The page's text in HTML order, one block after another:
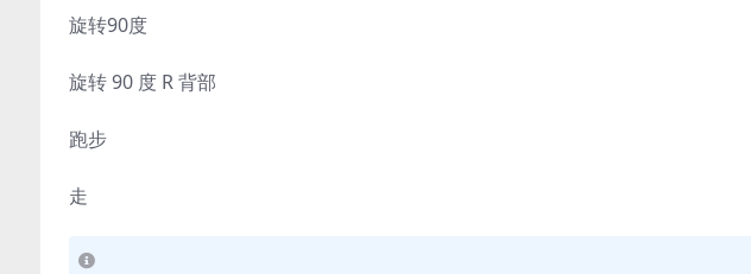
旋转90度
旋转 90 度 R 背部
跑步
走